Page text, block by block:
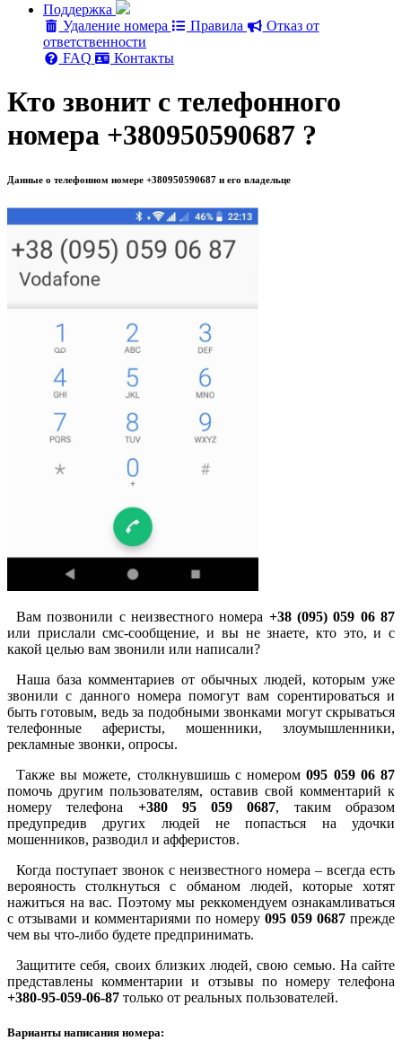
Поддержка
Удаление номера
Правила
Отказ от
ответственности
FAQ
Контакты
Кто звонит с телефонного
номера +380950590687 ?
Данные о телефонном номере +380950590687 и его владельце
Вам позвонили с неизвестного номера +38 (095) 059 06 87
или прислали смс-сообщение, и вы не знаете, кто это, и с
какой целью вам звонили или написали?
Наша база комментариев от обычных людей, которым уже
звонили с данного номера помогут вам сорентироваться и
быть готовым, ведь за подобными звонками могут скрываться
телефонные аферисты, мошенники, злоумышленники,
рекламные звонки, опросы.
Также вы можете, столкнувшишь с номером095 059 06 87
помочь другим пользователям, оставив свой комментарий к
номеру телефона +380 95 059 0687, таким образом
предупредив других людей не попасться на удочки
мошенников, разводил и афферистов.
Когда поступает звонок с неизвестного номера – всегда есть
верояность столкнуться с обманом людей, которые хотят
нажиться на вас. Поэтому мы реккомендуем ознакамливаться
с отзывами и комментариями по номеру 095 059 0687 прежде
чем вы что-либо будете предпринимать.
Защитите себя, своих близких людей, свою семью. На сайте
представлены комментарии и отзывы по номеру телефона
+380-95-059-06-87 только от реальных пользователей.
Варианты написания номера: